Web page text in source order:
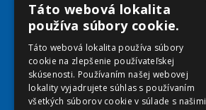
Doprava a platba
Táto webová lokalita
používa súbory cookie.
Táto webová lokalita používa súbory
cookie na zlepšenie používateľskej
skúsenosti. Používaním našej webovej
lokality vyjadrujete súhlas s používaním
všetkých súborov cookie v súlade s našimi